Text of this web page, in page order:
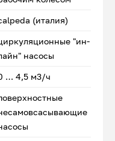
(италия)
"ин-
насосы
… 4,5 м3/ч